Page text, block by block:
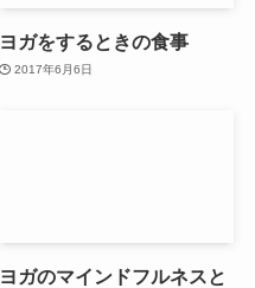
ヨガをするときの食事
2017年6月6日
ヨガのマインドフルネスと